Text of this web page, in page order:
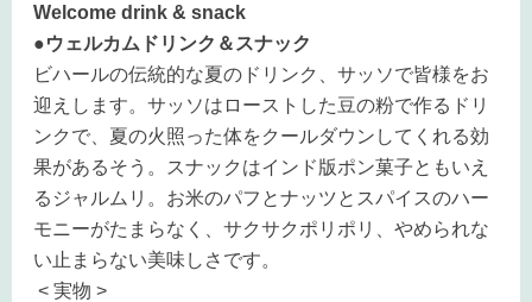
Welcome drink & snack
●ウェルカムドリンク＆スナック
ビハールの伝統的な夏のドリンク、サッソで皆様をお
迎えします。サッソはローストした豆の粉で作るドリ
ンクで、夏の火照った体をクールダウンしてくれる効
果があるそう。スナックはインド版ポン菓子ともいえ
るジャルムリ。お米のパフとナッツとスパイスのハー
モニーがたまらなく、サクサクポリポリ、やめられな
い止まらない美味しさです。
< 実物 >